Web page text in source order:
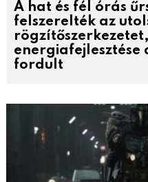
A hat és fél órás
felszerelték az
energiafejlesztése
fordult